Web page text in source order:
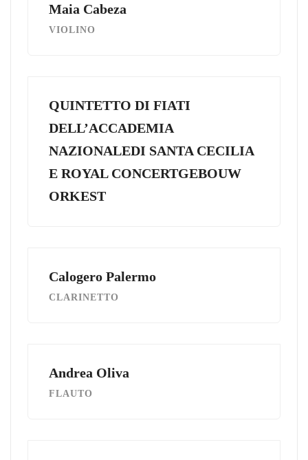
Maia Cabeza
VIOLINO
QUINTETTO DI FIATI
DELL’ACCADEMIA
NAZIONALEDI SANTA CECILIA
E ROYAL CONCERTGEBOUW
ORKEST
Calogero Palermo
CLARINETTO
Andrea Oliva
FLAUTO